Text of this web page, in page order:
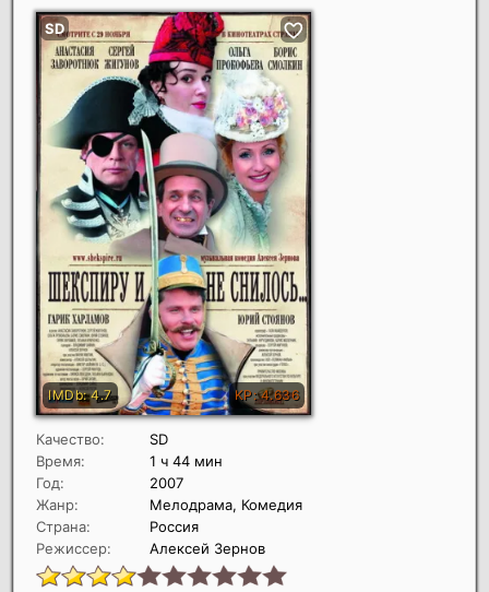
Качество:
SD
Время:
1 ч 44 мин
Год:
2007
Жанр:
Мелодрама, Комедия
Страна:
Россия
Режиссер:
Алексей Зернов